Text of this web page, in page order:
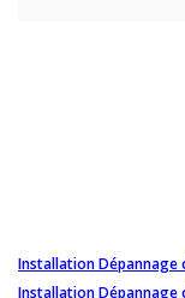
Installation Dépannage
Installation Dépannage